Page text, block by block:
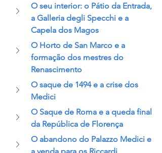
O seu interior: o Pátio da Entrada,
a Galleria degli Specchi e a
Capela dos Magos
O Horto de San Marco e a
formação dos mestres do
Renascimento
O saque de 1494 e a crise dos
Medici
O Saque de Roma e a queda final
da República de Florença
O abandono do Palazzo Medici e